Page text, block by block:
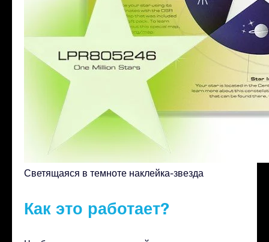
Светящаяся в темноте наклейка-звезда
Как это работает?